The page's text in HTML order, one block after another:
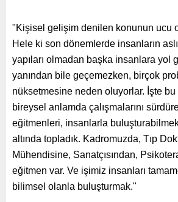
"Kişisel gelişim denilen konunun ucu
Hele ki son dönemlerde insanların
yapıları olmadan başka insanlara yol
yanından bile geçemezken, birçok
nüksetmesine neden oluyorlar. İşte
bireysel anlamda çalışmalarını
eğitmenleri, insanlarla
altında topladık. Kadromuzda, Tıp
Mühendisine, Sanatçısından,
eğitmen var. Ve işimiz insanları
bilimsel olanla buluşturmak."